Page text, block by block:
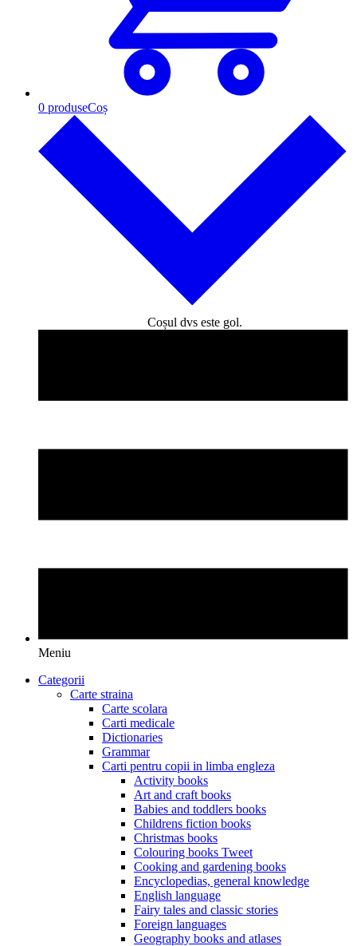
0 produseCoș
Coșul dvs este gol.
Meniu
Categorii
Carte straina
Carte scolara
Carti medicale
Dictionaries
Grammar
Carti pentru copii in limba engleza
Activity books
Art and craft books
Babies and toddlers books
Childrens fiction books
Christmas books
Colouring books Tweet
Cooking and gardening books
Encyclopedias, general knowledge
English language
Fairy tales and classic stories
Foreign languages
Geography books and atlases